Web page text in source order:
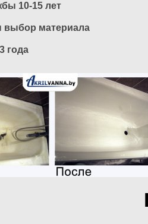
10-15 лет
выбор материала
года